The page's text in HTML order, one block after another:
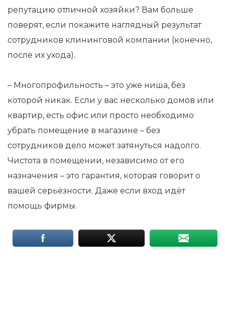
репутацию отличной хозяйки? Вам больше
поверят, если покажите наглядный результат
сотрудников клининговой компании (конечно,
после их ухода).
– Многопрофильность – это уже ниша, без
которой никак. Если у вас несколько домов или
квартир, есть офис или просто необходимо
убрать помещение в магазине – без
сотрудников дело может затянуться надолго.
Чистота в помещении, независимо от его
назначения – это гарантия, которая говорит о
вашей серьёзности. Даже если вход идёт
помощь фирмы.